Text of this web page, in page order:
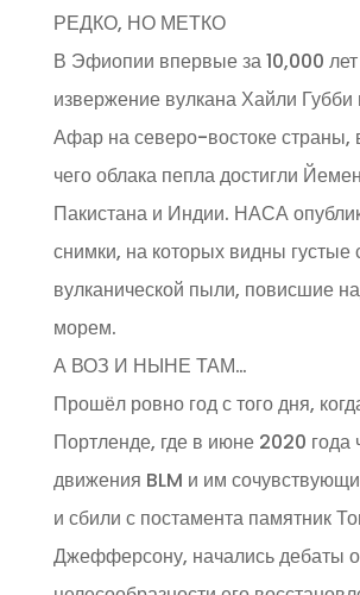
РЕДКО, НО МЕТКО
В Эфиопии впервые за 10,000
извержение вулкана Хайли Губби
Афар на северо-востоке страны,
чего облака пепла достигли
Пакистана и Индии. НАСА
снимки, на которых видны густые
вулканической пыли, повисшие
морем.
А ВОЗ И НЫНЕ ТАМ…
Прошёл ровно год с того дня,
Портленде, где в июне 2020 года
движения BLM и им
и сбили с постамента памятник
Джефферсону, начались дебаты о